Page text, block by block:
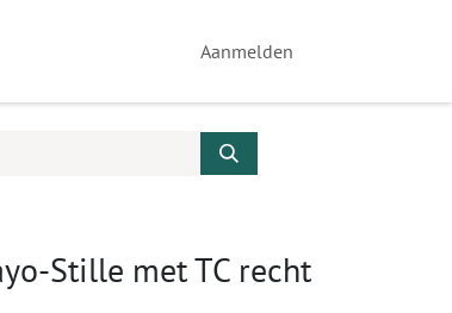
Aanmelden
Stille met TC recht